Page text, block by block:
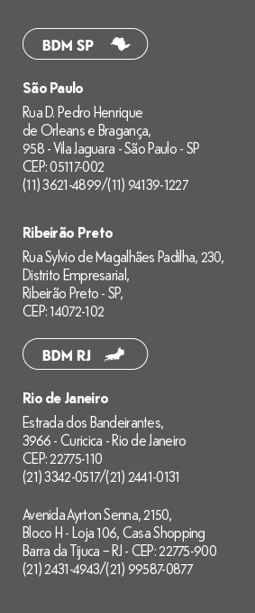
São Paulo
Rua D. Pedro Henrique
de Orleans e Bragança,
958 - Vila Jaguara - São Paulo - SP
CEP: 05117-002
(11) 3621-4899/(11) 94139-1227
Ribeirão Preto
Rua Sylvio de Magalhães Padilha, 230,
Distrito Empresarial,
Ribeirão Preto - SP,
CEP: 14072-102
Rio de Janeiro
Estrada dos Bandeirantes,
3966 - Curicica - Rio de Janeiro
CEP: 22775-110
(21) 3342-0517/(21) 2441-0131
Avenida Ayrton Senna, 2150,
Bloco H - Loja 106, Casa Shopping
Barra da Tijuca – RJ - CEP: 22775-900
(21) 2431-4943/(21) 99587-0877